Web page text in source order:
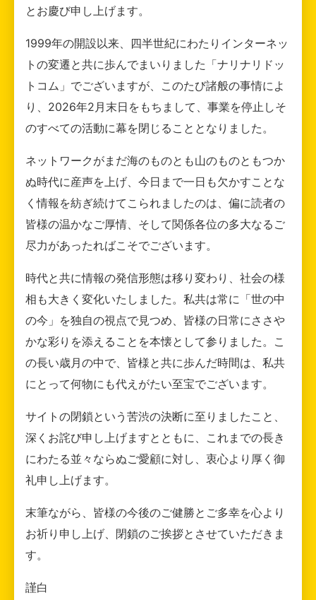
とお慶び申し上げます。
1999年の開設以来、四半世紀にわたりインターネッ
トの変遷と共に歩んでまいりました「ナリナリドッ
トコム」でございますが、このたび諸般の事情によ
り、2026年2月末日をもちまして、事業を停止しそ
のすべての活動に幕を閉じることとなりました。
ネットワークがまだ海のものとも山のものともつか
ぬ時代に産声を上げ、今日まで一日も欠かすことな
く情報を紡ぎ続けてこられましたのは、偏に読者の
皆様の温かなご厚情、そして関係各位の多大なるご
尽力があったればこそでございます。
時代と共に情報の発信形態は移り変わり、社会の様
相も大きく変化いたしました。私共は常に「世の中
の今」を独自の視点で見つめ、皆様の日常にささや
かな彩りを添えることを本懐として参りました。こ
の長い歳月の中で、皆様と共に歩んだ時間は、私共
にとって何物にも代えがたい至宝でございます。
サイトの閉鎖という苦渋の決断に至りましたこと、
深くお詫び申し上げますとともに、これまでの長き
にわたる並々ならぬご愛顧に対し、衷心より厚く御
礼申し上げます。
末筆ながら、皆様の今後のご健勝とご多幸を心より
お祈り申し上げ、閉鎖のご挨拶とさせていただきま
す。
謹白